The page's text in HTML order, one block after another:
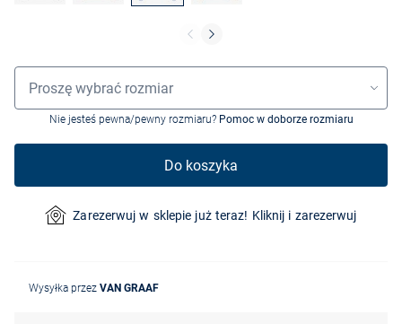
Wybór rozmiaru
Proszę wybrać rozmiar
Nie jesteś pewna/pewny rozmiaru? Pomoc w doborze rozmiaru
Do koszyka
Zarezerwuj w sklepie już teraz! Kliknij i zarezerwuj
Wysyłka przez VAN GRAAF